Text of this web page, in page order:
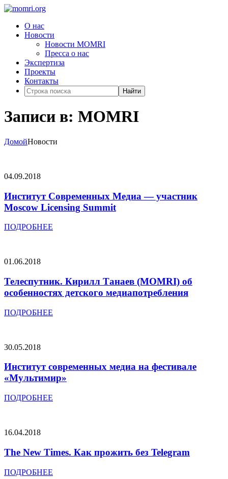
О нас
Новости
Новости MOMRI
Пресса о нас
Экспертиза
Проекты
Контакты
Найти
Записи в: MOMRI
ДомойНовости
04.09.2018
Институт Современных Медиа — участник
Moscow Licensing Summit
ПОДРОБНЕЕ
01.06.2018
Телеспутник. Кирилл Танаев (MOMRI) об
особенностях детского медиапотребления
ПОДРОБНЕЕ
30.05.2018
Институт современных медиа на фестивале
«Мультимир»
ПОДРОБНЕЕ
16.04.2018
The New Times. Как прожить без Telegram
ПОДРОБНЕЕ